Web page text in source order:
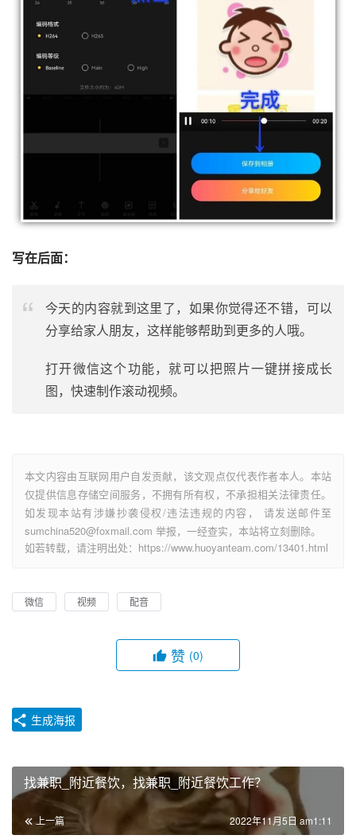
写在后面：
今天的内容就到这里了，如果你觉得还不错，可以
分享给家人朋友，这样能够帮助到更多的人哦。
打开微信这个功能，就可以把照片一键拼接成长
图，快速制作滚动视频。
本文内容由互联网用户自发贡献，该文观点仅代表作者本人。本站
仅提供信息存储空间服务，不拥有所有权，不承担相关法律责任。
如发现本站有涉嫌抄袭侵权/违法违规的内容， 请发送邮件至
sumchina520@foxmail.com 举报，一经查实，本站将立刻删除。
如若转载，请注明出处：https://www.huoyanteam.com/13401.html
微信 视频 配音
赞 (0)
生成海报
找兼职_附近餐饮，找兼职_附近餐饮工作？
上一篇 2022年11月5日 am1:11